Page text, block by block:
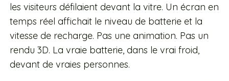
les visiteurs défilaient devant la vitre. Un écran en
temps réel affichait le niveau de batterie et la
vitesse de recharge. Pas une animation. Pas un
rendu 3D. La vraie batterie, dans le vrai froid,
devant de vraies personnes.